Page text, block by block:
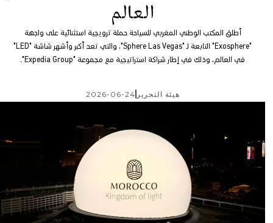
العالم
أطلق المكتب الوطني المغربي للسياحة حملة ترويجية استثنائية على واجهة
"Exosphere" التابعة لـ "Sphere Las Vegas"، والتي تعد أكبر وأشهر شاشة "LED"
في العالم، وذلك في إطار شراكة استراتيجية مع مجموعة "Expedia Group".
هيئة التحرير 2026-06-24